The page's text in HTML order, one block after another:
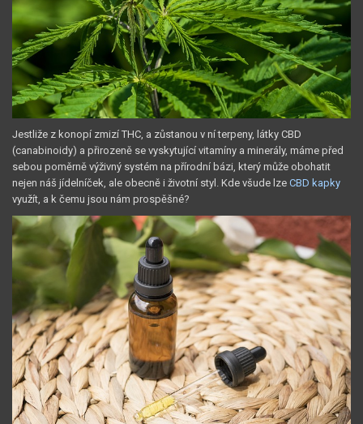
Jestliže z konopí zmizí THC, a zůstanou v ní terpeny, látky CBD
(canabinoidy) a přirozeně se vyskytující vitamíny a minerály, máme před
sebou poměrně výživný systém na přírodní bázi, který může obohatit
nejen náš jídelníček, ale obecně i životní styl. Kde všude lze CBD kapky
využít, a k čemu jsou nám prospěšné?